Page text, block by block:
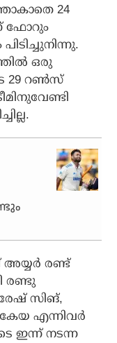
24
ഫോറും
ഒരു
29 റണ്‍സ്
അയ്യര്‍ രണ്ട്
രണ്ടു
സിങ്,
എന്നിവര്‍
ഇന്ന് നടന്ന